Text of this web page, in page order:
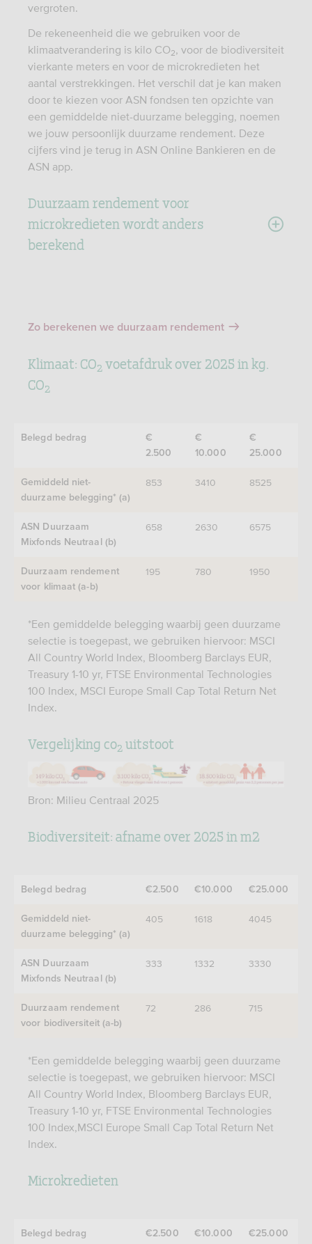
vergroten.
De rekeneenheid die we gebruiken voor de
klimaatverandering is kilo CO2, voor de biodiversiteit
vierkante meters en voor de microkredieten het
aantal verstrekkingen. Het verschil dat je kan maken
door te kiezen voor ASN fondsen ten opzichte van
een gemiddelde niet-duurzame belegging, noemen
we jouw persoonlijk duurzame rendement. Deze
cijfers vind je terug in ASN Online Bankieren en de
ASN app.
Duurzaam rendement voor
microkredieten wordt anders
berekend
Zo berekenen we duurzaam rendement
Klimaat: CO2voetafdruk over 2025 in kg.
CO2
Belegd bedrag
€
2.500
€
10.000
€
25.000
Gemiddeld niet-
duurzame belegging* (a)
853 3410 8525
ASN Duurzaam
Mixfonds Neutraal (b)
658 2630 6575
Duurzaam rendement
voor klimaat (a-b)
195 780 1950
*Een gemiddelde belegging waarbij geen duurzame
selectie is toegepast, we gebruiken hiervoor: MSCI
All Country World Index, Bloomberg Barclays EUR,
Treasury 1-10 yr, FTSE Environmental Technologies
100 Index, MSCI Europe Small Cap Total Return Net
Index.
Vergelijking co2uitstoot
Bron: Milieu Centraal 2025
Biodiversiteit: afname over 2025 in m2
Belegd bedrag €2.500 €10.000 €25.000
Gemiddeld niet-
duurzame belegging* (a)
405 1618 4045
ASN Duurzaam
Mixfonds Neutraal (b)
333 1332 3330
Duurzaam rendement
voor biodiversiteit (a-b)
72 286 715
*Een gemiddelde belegging waarbij geen duurzame
selectie is toegepast, we gebruiken hiervoor: MSCI
All Country World Index, Bloomberg Barclays EUR,
Treasury 1-10 yr, FTSE Environmental Technologies
100 Index,MSCI Europe Small Cap Total Return Net
Index.
Microkredieten
Belegd bedrag €2.500 €10.000 €25.000